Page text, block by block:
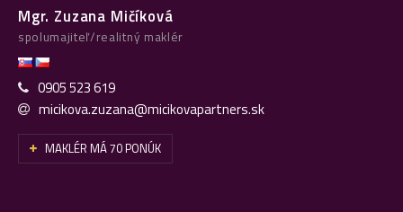
Mgr. Zuzana Mičíková
spolumajiteľ/realitný maklér
0905 523 619
micikova.zuzana@micikovapartners.sk
MAKLÉR MÁ 70 PONÚK